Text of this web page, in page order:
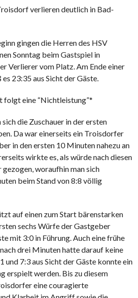
verlieren deutlich in Bad-
gingen die Herren des HSV
Sonntag beim Gastspiel in
Verlierer vom Platz. Am Ende einer
23:35 aus Sicht der Gäste.
eine “Nichtleistung”*
die Zuschauer in der ersten
Da war einerseits ein Troisdorfer
in den ersten 10 Minuten nahezu an
wirkte es, als würde nach diesen
woraufhin man sich
beim Stand von 8:8 völlig
auf einen zum Start bärenstarken
sechs Würfe der Gastgeber
mit 3:0 in Führung. Auch eine frühe
drei Minuten hatte darauf keine
und 7:3 aus Sicht der Gäste konnte ein
erspielt werden. Bis zu diesem
eine couragierte